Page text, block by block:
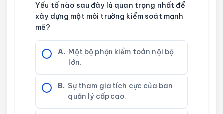
Yếu tố nào sau đây là quan trọng nhất để
xây dựng một môi trường kiểm soát mạnh
mẽ?
A. Một bộ phận kiểm toán nội bộ
lớn.
B. Sự tham gia tích cực của ban
quản lý cấp cao.